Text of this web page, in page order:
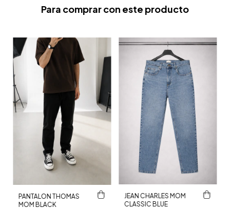
Para comprar con este producto
PANTALON THOMAS
MOM BLACK
JEAN CHARLES MOM
CLASSIC BLUE